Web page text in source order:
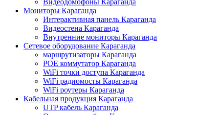
Видеодомофоны Караганда
Мониторы Караганда
Интерактивная панель Караганда
Видеостена Караганда
Внутренние мониторы Караганда
Сетевое оборудование Караганда
маршрутизаторы Караганда
POE коммутатор Караганда
WiFi точки доступа Караганда
WiFi радиомосты Караганда
WiFi роутеры Караганда
Кабельная продукция Караганда
UTP кабель Караганда